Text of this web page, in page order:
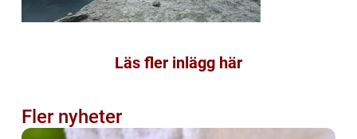
Läs fler inlägg här
Fler nyheter